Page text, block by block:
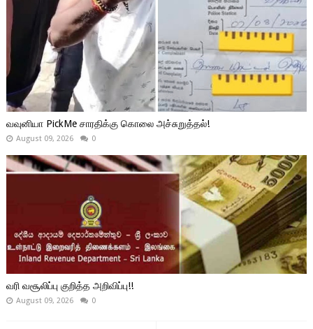
வவுனியா PickMe சாரதிக்கு கொலை அச்சுறுத்தல்!
August 09, 2026 0
வரி வசூலிப்பு குறித்த அறிவிப்பு!!
August 09, 2026 0